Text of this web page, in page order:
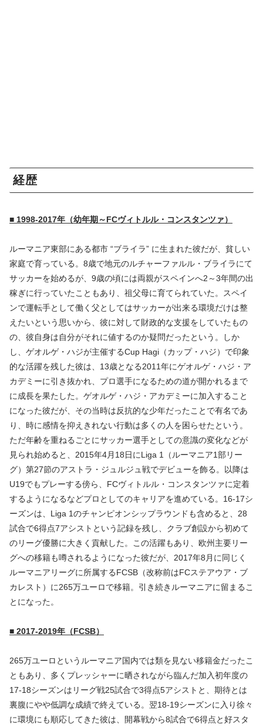
経歴
■ 1998-2017年（幼年期～FCヴィトルル・コンスタンツァ）
ルーマニア東部にある都市 “ブライラ” に生まれた彼だが、貧しい
家庭で育っている。8歳で地元のルチャーファルル・ブライラにて
サッカーを始めるが、9歳の頃には両親がスペインへ2～3年間の出
稼ぎに行っていたこともあり、祖父母に育てられていた。スペイ
ンで運転手として働く父としてはサッカーが出来る環境だけは整
えたいという思いから、彼に対して財政的な支援をしていたもの
の、彼自身は自分がそれに値するのか疑問だったという。しか
し、ゲオルゲ・ハジが主催するCup Hagi（カップ・ハジ）で印象
的な活躍を残した彼は、13歳となる2011年にゲオルゲ・ハジ・ア
カデミーに引き抜かれ、プロ選手になるための道が開かれるまで
に成長を果たした。ゲオルゲ・ハジ・アカデミーに加入すること
になった彼だが、その当時は反抗的な少年だったことで有名であ
り、時に感情を抑えきれない行動は多くの人を困らせたという。
ただ年齢を重ねるごとにサッカー選手としての意識の変化などが
見られ始めると、2015年4月18日にLiga 1（ルーマニア1部リー
グ）第27節のアストラ・ジュルジュ戦でデビューを飾る。以降は
U19でもプレーする傍ら、FCヴィトルル・コンスタンツァに定着
するようになるなどプロとしてのキャリアを進めている。16-17シ
ーズンは、Liga 1のチャンピオンシップラウンドも含めると、28
試合で6得点7アシストという記録を残し、クラブ創設から初めて
のリーグ優勝に大きく貢献した。この活躍もあり、欧州主要リー
グへの移籍も噂されるようになった彼だが、2017年8月に同じく
ルーマニアリーグに所属するFCSB（改称前はFCステアウア・ブ
カレスト）に265万ユーロで移籍。引き続きルーマニアに留まるこ
とになった。
■ 2017-2019年（FCSB）
265万ユーロというルーマニア国内では類を見ない移籍金だったこ
ともあり、多くプレッシャーに晒されながら臨んだ加入初年度の
17-18シーズンはリーグ戦25試合で3得点5アシストと、期待とは
裏腹にやや低調な成績で終えている。翌18-19シーズンに入り徐々
に環境にも順応してきた彼は、開幕戦から8試合で6得点と好スタ